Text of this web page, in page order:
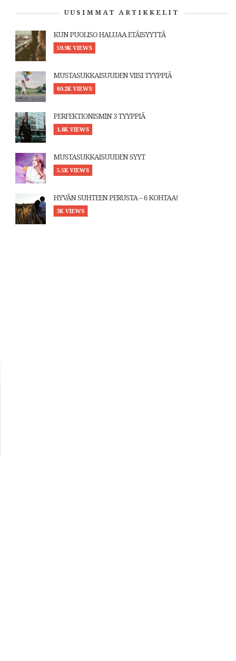
UUSIMMAT ARTIKKELIT
KUN PUOLISO HALUAA ETÄISYYTTÄ
59.9K VIEWS
MUSTASUKKAISUUDEN VIISI TYYPPIÄ
60.2K VIEWS
PERFEKTIONISMIN 3 TYYPPIÄ
1.8K VIEWS
MUSTASUKKAISUUDEN SYYT
5.5K VIEWS
HYVÄN SUHTEEN PERUSTA – 6 KOHTAA!
3K VIEWS